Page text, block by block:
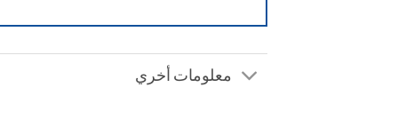
معلومات أخري